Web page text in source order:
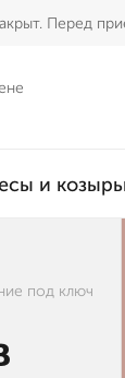
Перед
и
под ключ